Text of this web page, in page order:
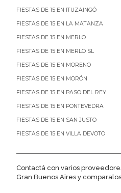
FIESTAS DE 15 EN ITUZAINGÓ
FIESTAS DE 15 EN LA MATANZA
FIESTAS DE 15 EN MERLO
FIESTAS DE 15 EN MERLO SL
FIESTAS DE 15 EN MORENO
FIESTAS DE 15 EN MORÓN
FIESTAS DE 15 EN PASO DEL REY
FIESTAS DE 15 EN PONTEVEDRA
FIESTAS DE 15 EN SAN JUSTO
FIESTAS DE 15 EN VILLA DEVOTO
Contactá con varios
Gran Buenos Aires y comparalos